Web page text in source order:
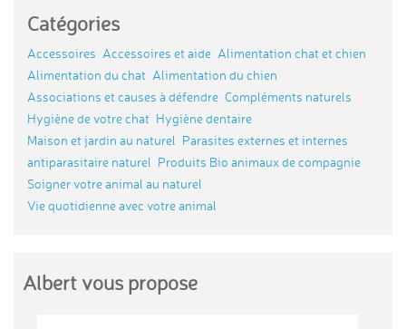
Catégories
Accessoires Accessoires et aide Alimentation chat et chien
Alimentation du chat Alimentation du chien
Associations et causes à défendre Compléments naturels
Hygiène de votre chat Hygiène dentaire
Maison et jardin au naturel Parasites externes et internes
antiparasitaire naturel Produits Bio animaux de compagnie
Soigner votre animal au naturel
Vie quotidienne avec votre animal
Albert vous propose